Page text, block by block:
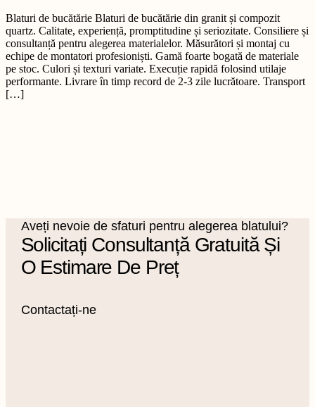
Blaturi de bucătărie Blaturi de bucătărie din granit și compozit
quartz. Calitate, experiență, promptitudine și seriozitate. Consiliere și
consultanță pentru alegerea materialelor. Măsurători și montaj cu
echipe de montatori profesioniști. Gamă foarte bogată de materiale
pe stoc. Culori și texturi variate. Execuție rapidă folosind utilaje
performante. Livrare în timp record de 2-3 zile lucrătoare. Transport
[…]
Aveți nevoie de sfaturi pentru alegerea blatului?
Solicitați Consultanță Gratuită Și
O Estimare De Preț
Contactați-ne